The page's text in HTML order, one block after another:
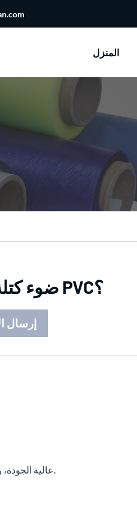
المنزل
ضوء كتلة فيلم النافذة الكهروستاتيكي PVC؟
إرسال
2. آمنة وصديقة للبيئة، مع مواد خام PVC عالية الجودة، وانكماش قليل.